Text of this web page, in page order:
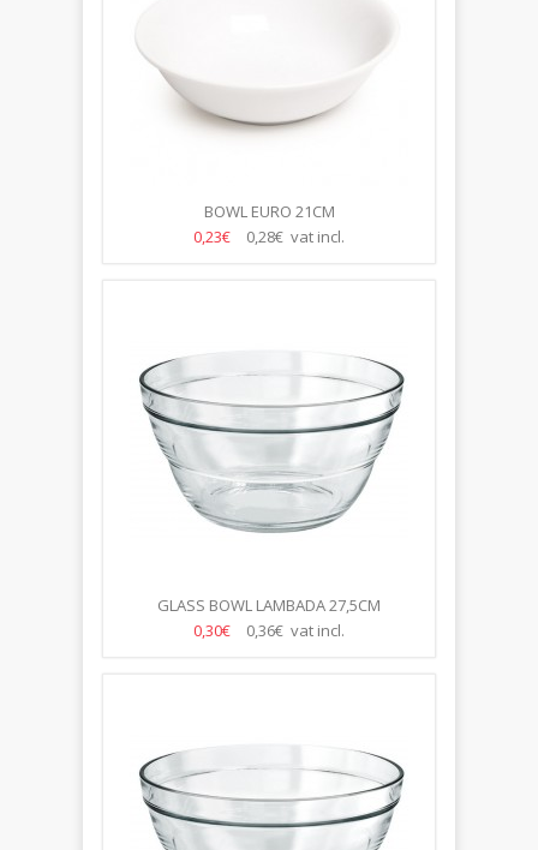
BOWL EURO 21CM
0,23€
0,28€ vat incl.
GLASS BOWL LAMBADA 27,5CM
0,30€
0,36€ vat incl.